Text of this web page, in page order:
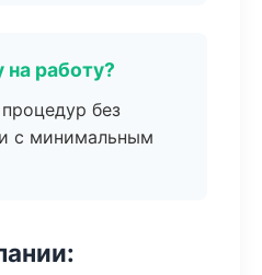
работу?
без
с минимальным